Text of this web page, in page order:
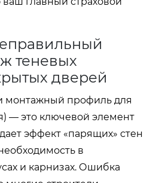
теневых
дверей
монтажный профиль для
— это ключевой элемент
эффект «парящих» стен
в
и карнизах. Ошибка